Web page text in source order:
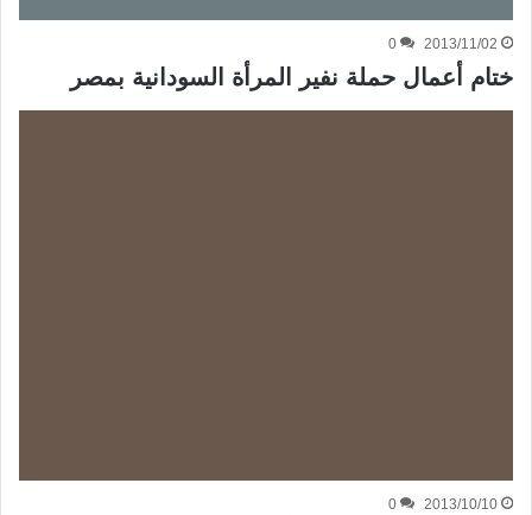
2013/11/02
0
ختام أعمال حملة نفير المرأة السودانية بمصر
2013/10/10
0